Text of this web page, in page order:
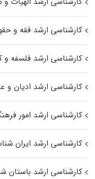
کارشناسی ارشد فقه و
کارشناسی ارشد فلسفه و
کارشناسی ارشد ادیان و
کارشناسی ارشد امور
کارشناسی ارشد ایران
کارشناسی ارشد باستان